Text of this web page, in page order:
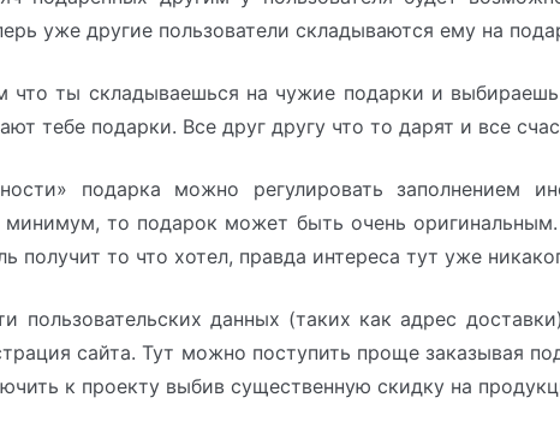
уже другие пользователи складываются ему на
что ты складываешься на чужие подарки и
тебе подарки. Все друг другу что то дарят и все
подарка можно регулировать заполнением
то подарок может быть очень
получит то что хотел, правда интереса тут уже
пользовательских данных (таких как адрес
сайта. Тут можно поступить проще заказывая
к проекту выбив существенную скидку на